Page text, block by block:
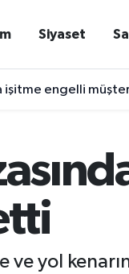
Siyaset
işitme engelli
yol